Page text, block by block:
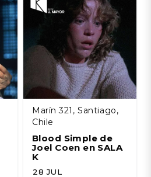
Marín 321, Santiago,
Chile
Blood Simple de
Joel Coen en SALA
K
28 JUL